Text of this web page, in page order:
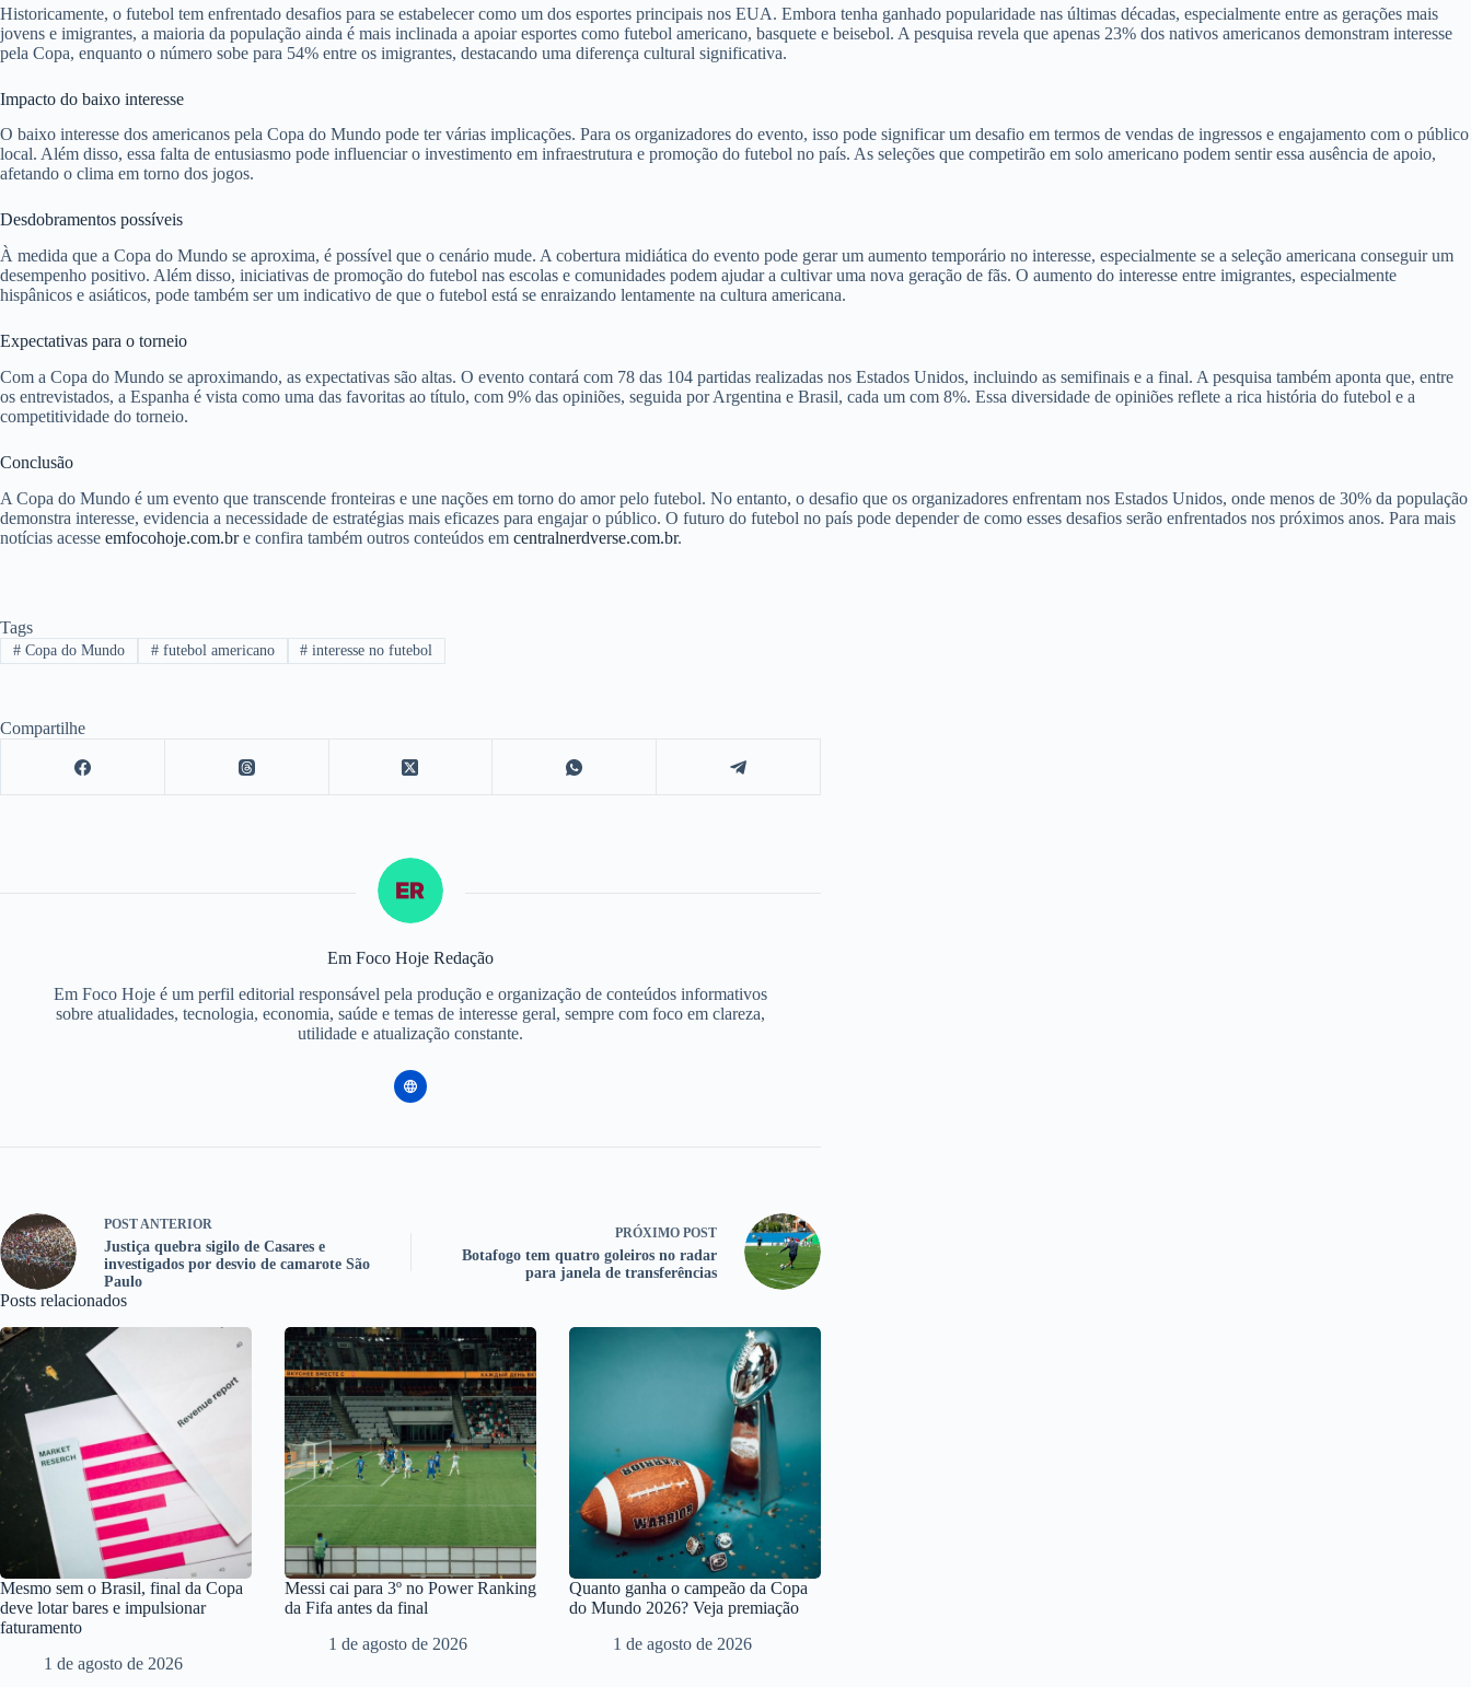
Historicamente, o futebol tem enfrentado desafios para se estabelecer como um dos esportes principais nos EUA. Embora tenha ganhado popularidade nas últimas décadas, especialmente entre as gerações mais
jovens e imigrantes, a maioria da população ainda é mais inclinada a apoiar esportes como futebol americano, basquete e beisebol. A pesquisa revela que apenas 23% dos nativos americanos demonstram interesse
pela Copa, enquanto o número sobe para 54% entre os imigrantes, destacando uma diferença cultural significativa.
Impacto do baixo interesse
O baixo interesse dos americanos pela Copa do Mundo pode ter várias implicações. Para os organizadores do evento, isso pode significar um desafio em termos de vendas de ingressos e engajamento com o público
local. Além disso, essa falta de entusiasmo pode influenciar o investimento em infraestrutura e promoção do futebol no país. As seleções que competirão em solo americano podem sentir essa ausência de apoio,
afetando o clima em torno dos jogos.
Desdobramentos possíveis
À medida que a Copa do Mundo se aproxima, é possível que o cenário mude. A cobertura midiática do evento pode gerar um aumento temporário no interesse, especialmente se a seleção americana conseguir um
desempenho positivo. Além disso, iniciativas de promoção do futebol nas escolas e comunidades podem ajudar a cultivar uma nova geração de fãs. O aumento do interesse entre imigrantes, especialmente
hispânicos e asiáticos, pode também ser um indicativo de que o futebol está se enraizando lentamente na cultura americana.
Expectativas para o torneio
Com a Copa do Mundo se aproximando, as expectativas são altas. O evento contará com 78 das 104 partidas realizadas nos Estados Unidos, incluindo as semifinais e a final. A pesquisa também aponta que, entre
os entrevistados, a Espanha é vista como uma das favoritas ao título, com 9% das opiniões, seguida por Argentina e Brasil, cada um com 8%. Essa diversidade de opiniões reflete a rica história do futebol e a
competitividade do torneio.
Conclusão
A Copa do Mundo é um evento que transcende fronteiras e une nações em torno do amor pelo futebol. No entanto, o desafio que os organizadores enfrentam nos Estados Unidos, onde menos de 30% da população
demonstra interesse, evidencia a necessidade de estratégias mais eficazes para engajar o público. O futuro do futebol no país pode depender de como esses desafios serão enfrentados nos próximos anos. Para mais
notícias acesse emfocohoje.com.bre confira também outros conteúdos em centralnerdverse.com.br.
Tags
#Copa do Mundo #futebol americano # interesse no futebol
Compartilhe
Em Foco Hoje Redação
Em Foco Hoje é um perfil editorial responsável pela produção e organização de conteúdos informativos
sobre atualidades, tecnologia, economia, saúde e temas de interesse geral, sempre com foco em clareza,
utilidade e atualização constante.
POSTANTERIOR
Justiça quebra sigilo de Casares e
investigados por desvio de camarote São
Paulo
PRÓXIMO POST
Botafogo tem quatro goleiros no radar
para janela de transferências
Posts relacionados
Mesmo sem o Brasil, final da Copa
deve lotar bares e impulsionar
faturamento
1 de agosto de 2026
Messi cai para 3º no Power Ranking
da Fifa antes da final
1 de agosto de 2026
Quanto ganha o campeão da Copa
do Mundo 2026? Veja premiação
1 de agosto de 2026